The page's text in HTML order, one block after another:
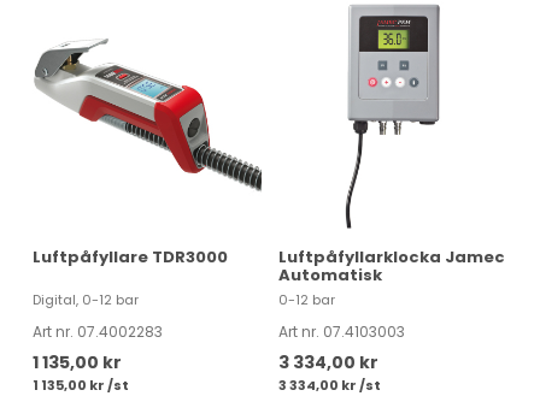
Luftpåfyllare TDR3000
Digital, 0-12 bar
Art nr. 07.4002283
1 135,00 kr
1 135,00 kr /st
Luftpåfyllarklocka Jamec
Automatisk
0-12 bar
Art nr. 07.4103003
3 334,00 kr
3 334,00 kr /st